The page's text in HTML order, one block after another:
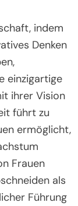
indem
Denken
einzigartige
ihrer Vision
führt zu
ermöglicht,
Frauen
als
Führung